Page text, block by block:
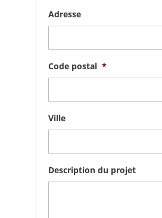
Adresse
Code postal *
Ville
Description du projet